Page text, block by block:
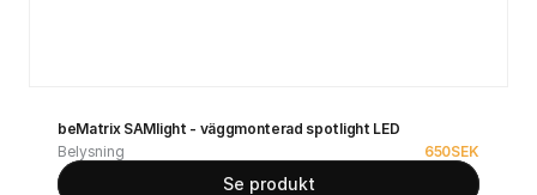
beMatrix SAMlight - väggmonterad spotlight LED
Belysning
650SEK
Se produkt